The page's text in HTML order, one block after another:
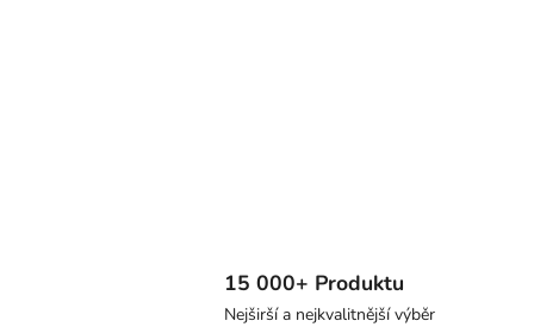
15 000+ Produktu
Nejširší a nejkvalitnější výběr